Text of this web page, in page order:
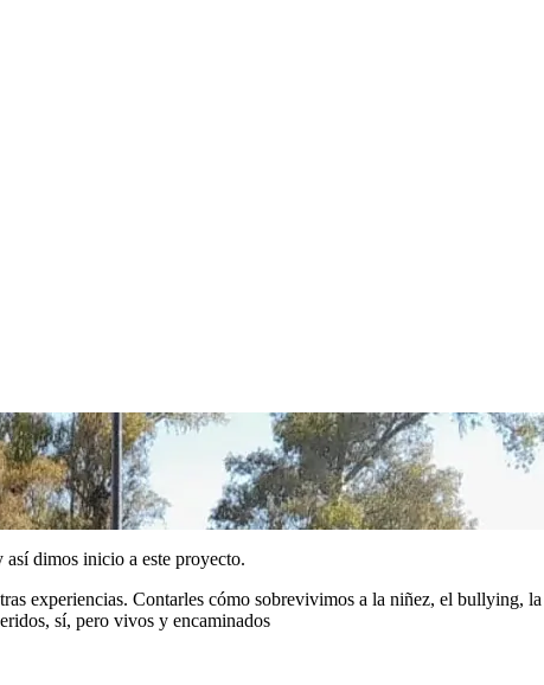
dimos inicio a este proyecto.
experiencias. Contarles cómo sobrevivimos a la niñez, el bullying, la
sí, pero vivos y encaminados